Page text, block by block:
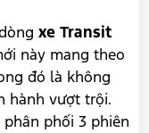
xe Transit
này mang theo
đó là không
hành vượt trội.
phối 3 phiên